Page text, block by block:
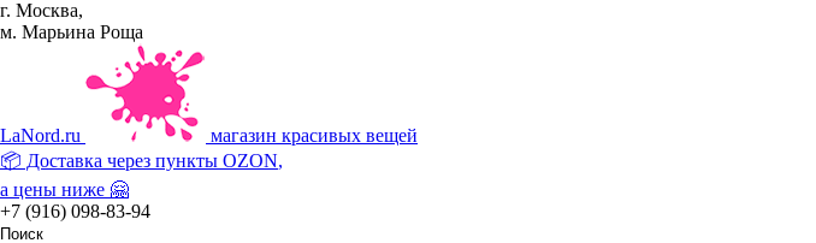
г. Москва,
м. Марьина Роща
LaNord.ru
магазин красивых вещей
📦 Доставка через пункты OZON,
а цены ниже 🤗
+7 (916) 098-83-94